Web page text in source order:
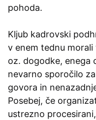
pohoda.
Kljub kadrovski
v enem tednu
oz. dogodke, enega
nevarno sporočilo
govora in
Posebej, če
ustrezno